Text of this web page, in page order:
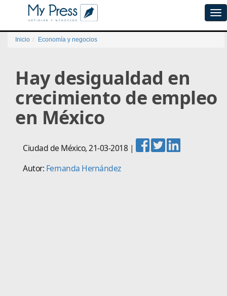
Inicio Economía y negocios
Hay desigualdad en
crecimiento de empleo
en México
Ciudad de México,21-03-2018 |
Autor: Fernanda Hernández